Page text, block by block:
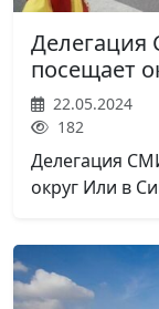
посещает
22.05.2024
182
Делегация
округ Или в